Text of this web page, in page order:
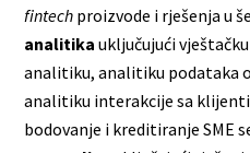
fintech proizvode i rješenja u
analitika uključujući
analitiku, analitiku podataka
analitiku interakcije sa
bodovanje i kreditiranje SME